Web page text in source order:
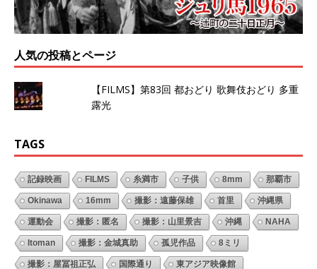
人気の投稿とページ
【FILMS】第83回 都おどり 歌舞伎おどり 多重
露光
TAGS
記録映画 FILMS 糸満市 子供 8mm 那覇市
Okinawa 16mm 撮影：遠藤保雄 首里 沖縄県
運動会 撮影：匿名 撮影：山里景吉 沖縄 NAHA
Itoman 撮影：金城真助 孤児作品 8ミリ
撮影：屋冨祖正弘 国際通り 東アジア映像館